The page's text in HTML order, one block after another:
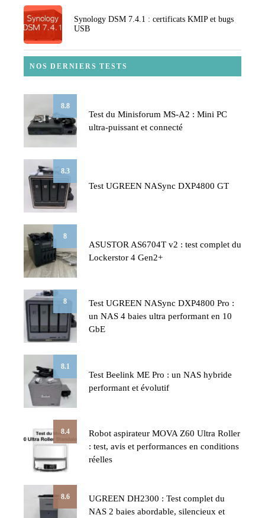
Synology DSM 7.4.1 : certificats KMIP et bugs
USB
NOS DERNIERS TESTS
8.8
Test du Minisforum MS-A2 : Mini PC
ultra-puissant et connecté
8.3
Test UGREEN NASync DXP4800 GT
8
ASUSTOR AS6704T v2 : test complet du
Lockerstor 4 Gen2+
8
Test UGREEN NASync DXP4800 Pro :
un NAS 4 baies ultra performant en 10
GbE
8.1
Test Beelink ME Pro : un NAS hybride
performant et évolutif
8.4
Robot aspirateur MOVA Z60 Ultra Roller
: test, avis et performances en conditions
réelles
8.6
UGREEN DH2300 : Test complet du
NAS 2 baies abordable, silencieux et